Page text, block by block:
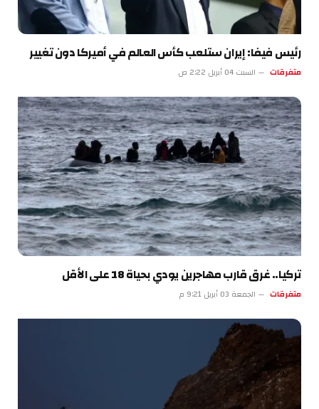
رئيس فيفا: إيران ستلعب كأس العالم في أميركا دون تغيير
متفرقات السبت 04 أبريل 2:22 ص
تركيا.. غرق قارب مهاجرين يودي بحياة 18 على الأقل
متفرقات الجمعة 03 أبريل 9:21 م